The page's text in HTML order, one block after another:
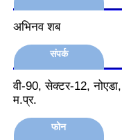
अभिनव शब
संपर्क
वी-90, सेक्‍टर-12, नोएडा,
म.प्र.
फोन